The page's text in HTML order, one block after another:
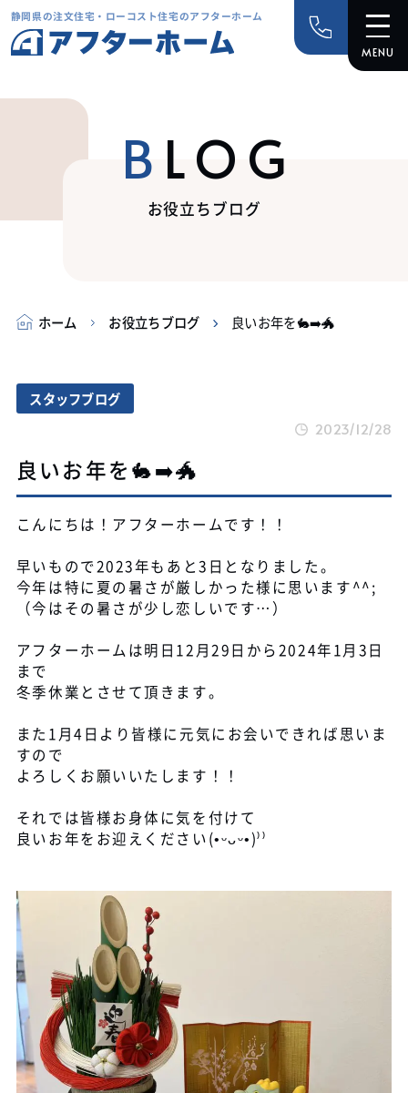
静岡県の注文住宅・ローコスト住宅のアフターホーム
BLOG
お役立ちブログ
ホーム お役立ちブログ 良いお年を🐇➡️🐲
スタッフブログ
2023/12/28
良いお年を🐇➡️🐲
こんにちは！アフターホームです！！
早いもので2023年もあと3日となりました。
今年は特に夏の暑さが厳しかった様に思います^^;
（今はその暑さが少し恋しいです…）
アフターホームは明日12月29日から2024年1月3日
まで
冬季休業とさせて頂きます。
また1月4日より皆様に元気にお会いできれば思いま
すので
よろしくお願いいたします！！
それでは皆様お身体に気を付けて
良いお年をお迎えください(•ᵕᴗᵕ•)⁾⁾